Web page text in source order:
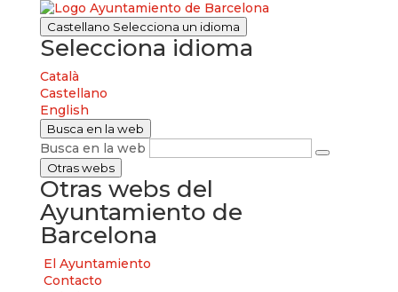
Castellano Selecciona un idioma
Selecciona idioma
Català
Castellano
English
Busca en la web
Busca en la web
Otras webs
Otras webs del
Ayuntamiento de
Barcelona
El Ayuntamiento
Contacto